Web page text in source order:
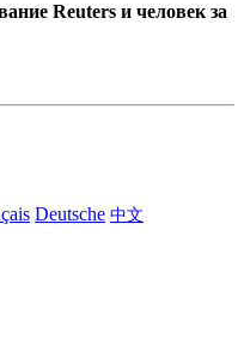
Reuters и человек за
Deutsche 中文